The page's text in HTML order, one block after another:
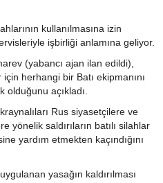
kullanılmasına izin
işbirliği anlamına geliyor.
(yabancı ajan ilan edildi),
herhangi bir Batı ekipmanını
olduğunu açıkladı.
Rus siyasetçilere ve
yönelik saldırıların batılı silahlar
yardım etmekten kaçındığını
yasağın kaldırılması